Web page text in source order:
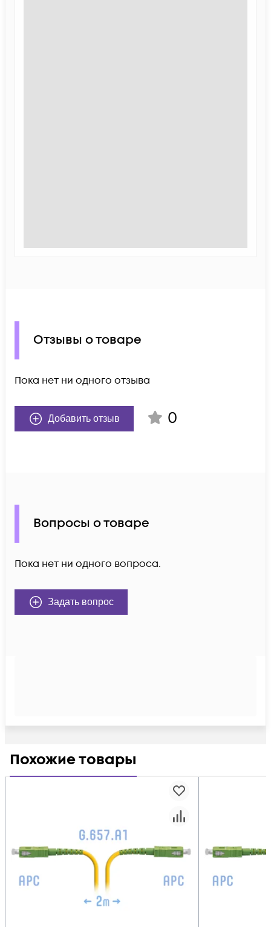
Отзывы о товаре
Пока нет ни одного отзыва
Добавить отзыв 0
Вопросы о товаре
Пока нет ни одного вопроса.
Задать вопрос
Похожие товары